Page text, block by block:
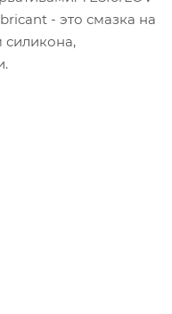
- это смазка на
силикона,